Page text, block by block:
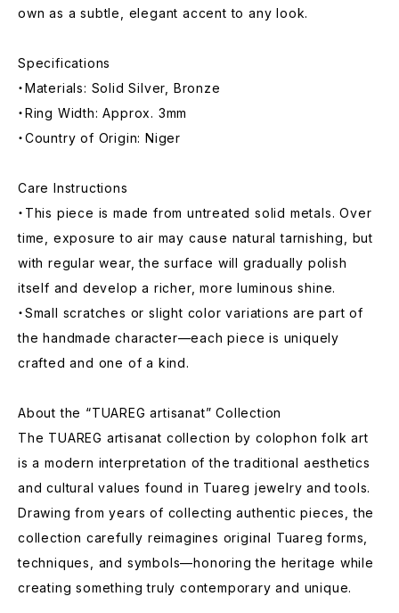
own as a subtle, elegant accent to any look.
Specifications
・Materials: Solid Silver, Bronze
・Ring Width: Approx. 3mm
・Country of Origin: Niger
Care Instructions
・This piece is made from untreated solid metals. Over
time, exposure to air may cause natural tarnishing, but
with regular wear, the surface will gradually polish
itself and develop a richer, more luminous shine.
・Small scratches or slight color variations are part of
the handmade character—each piece is uniquely
crafted and one of a kind.
About the “TUAREG artisanat” Collection
The TUAREG artisanat collection by colophon folk art
is a modern interpretation of the traditional aesthetics
and cultural values found in Tuareg jewelry and tools.
Drawing from years of collecting authentic pieces, the
collection carefully reimagines original Tuareg forms,
techniques, and symbols—honoring the heritage while
creating something truly contemporary and unique.